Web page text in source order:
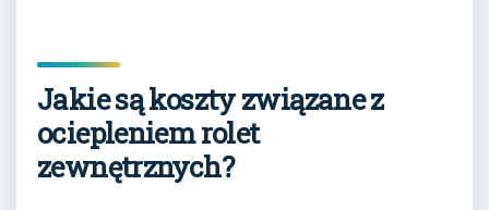
Jakie są koszty związane z
ociepleniem rolet
zewnętrznych?